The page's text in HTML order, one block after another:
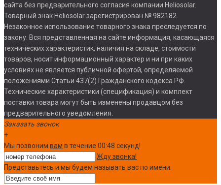
сайта без предварительного согласия компании Heliosolar.
Товарный знак Heliosolar зарегистрирован № 982182.
Незаконное использование товарного знака преследуется по
закону. Вся представленная на сайте информация, касающаяся
технических характеристик, наличия на складе, стоимости
товаров, носит информационный характер и ни при каких
условиях не является публичной офертой, определяемой
положениями Статьи 437(2) Гражданского кодекса РФ.
Технические характеристики (спецификация) и комплект
поставки товара могут быть изменены продавцом без
предварительного уведомления.
Заказать звонок
+
Мы позвоним вам в течение 00:48 секунд!
Жду звонка!
Представьтесь и мы будем называть вас по имени.